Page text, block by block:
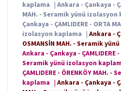
kaplama | Ankara - Çankaya -
MAH. - Seramik yünü izolasyon
Çankaya - ÇAMLIDERE - ORTA
izolasyon kaplama | Ankara -
OSMANSİN MAH. - Seramik
Ankara - Çankaya - ÇAMLIDERE -
Seramik yünü izolasyon
ÇAMLIDERE - ÖRENKÖY MAH.
kaplama | Ankara - Çankaya -